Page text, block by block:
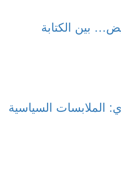
بين الكتابة
الملابسات السياسية